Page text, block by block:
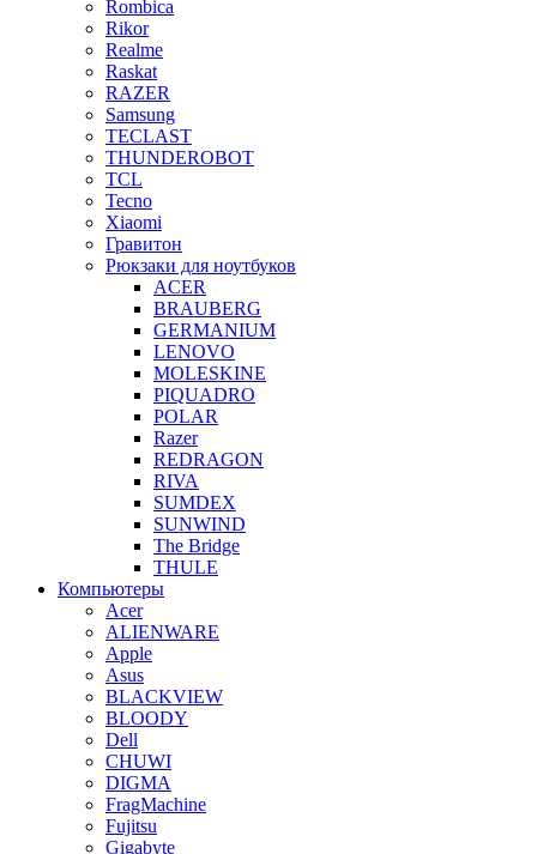
Rombica
Rikor
Realme
Raskat
RAZER
Samsung
TECLAST
THUNDEROBOT
TCL
Tecno
Xiaomi
Гравитон
Рюкзаки для ноутбуков
ACER
BRAUBERG
GERMANIUM
LENOVO
MOLESKINE
PIQUADRO
POLAR
Razer
REDRAGON
RIVA
SUMDEX
SUNWIND
The Bridge
THULE
Компьютеры
Acer
ALIENWARE
Apple
Asus
BLACKVIEW
BLOODY
Dell
CHUWI
DIGMA
FragMachine
Fujitsu
Gigabyte